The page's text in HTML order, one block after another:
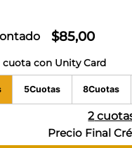
$85,00
cuota con Unity Card
5Cuotas 8Cuotas
2
Precio Final